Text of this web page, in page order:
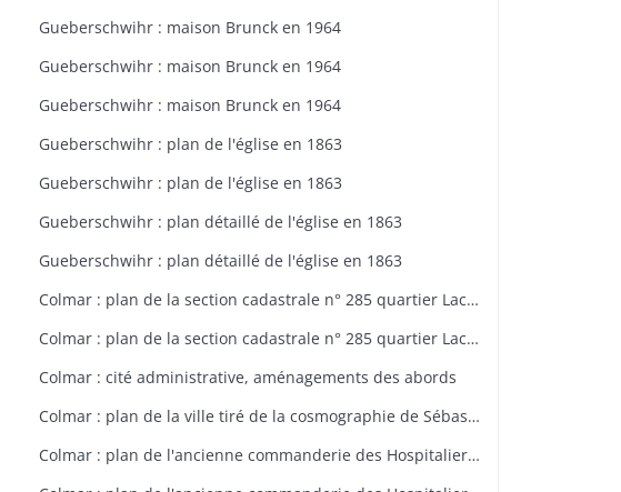
Gueberschwihr : maison Brunck en 1964
Gueberschwihr : maison Brunck en 1964
Gueberschwihr : maison Brunck en 1964
Gueberschwihr : plan de l'église en 1863
Gueberschwihr : plan de l'église en 1863
Gueberschwihr : plan détaillé de l'église en 1863
Gueberschwihr : plan détaillé de l'église en 1863
Colmar : plan de la section cadastrale n° 285 quartier Lacarre
Colmar : plan de la section cadastrale n° 285 quartier Lacarre
Colmar : cité administrative, aménagements des abords
Colmar : plan de la ville tiré de la cosmographie de Sébastien Münster (1550)
Colmar : plan de l'ancienne commanderie des Hospitaliers à Colmar vers 1796